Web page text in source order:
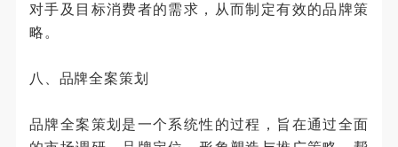
对手及目标消费者的需求，从而制定有效的品牌策
略。
八、品牌全案策划
品牌全案策划是一个系统性的过程，旨在通过全面